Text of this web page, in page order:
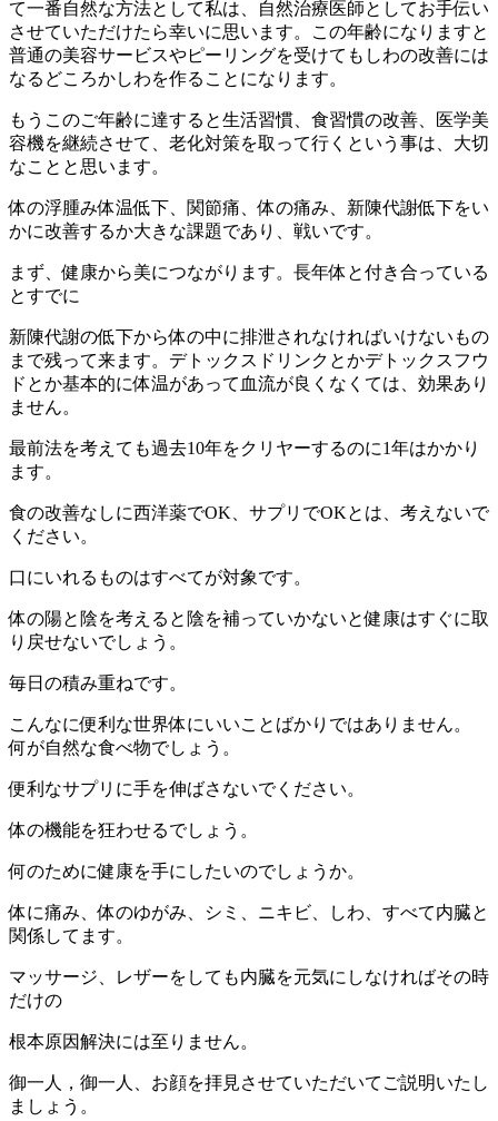
て一番自然な方法として私は、自然治療医師としてお手伝い
させていただけたら幸いに思います。この年齢になりますと
普通の美容サービスやピーリングを受けてもしわの改善には
なるどころかしわを作ることになります。
もうこのご年齢に達すると生活習慣、食習慣の改善、医学美
容機を継続させて、老化対策を取って行くという事は、大切
なことと思います。
体の浮腫み体温低下、関節痛、体の痛み、新陳代謝低下をい
かに改善するか大きな課題であり、戦いです。
まず、健康から美につながります。長年体と付き合っている
とすでに
新陳代謝の低下から体の中に排泄されなければいけないもの
まで残って来ます。デトックスドリンクとかデトックスフウ
ドとか基本的に体温があって血流が良くなくては、効果あり
ません。
最前法を考えても過去10年をクリヤーするのに1年はかかり
ます。
食の改善なしに西洋薬でOK、サプリでOKとは、考えないで
ください。
口にいれるものはすべてが対象です。
体の陽と陰を考えると陰を補っていかないと健康はすぐに取
り戻せないでしょう。
毎日の積み重ねです。
こんなに便利な世界体にいいことばかりではありません。
何が自然な食べ物でしょう。
便利なサプリに手を伸ばさないでください。
体の機能を狂わせるでしょう。
何のために健康を手にしたいのでしょうか。
体に痛み、体のゆがみ、シミ、ニキビ、しわ、すべて内臓と
関係してます。
マッサージ、レザーをしても内臓を元気にしなければその時
だけの
根本原因解決には至りません。
御一人，御一人、お顔を拝見させていただいてご説明いたし
ましょう。